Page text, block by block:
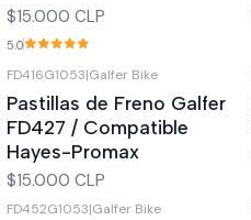
$15.000 CLP
5.0
FD416G1053|Galfer Bike
Pastillas de Freno Galfer
FD427 / Compatible
Hayes-Promax
$15.000 CLP
FD452G1053|Galfer Bike